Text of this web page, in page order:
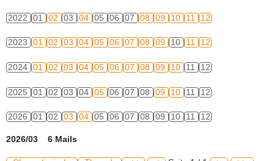
2022 01 02 03 04 05 06 07 08 09 10 11 12
2023 01 02 03 04 05 06 07 08 09 10 11 12
2024 01 02 03 04 05 06 07 08 09 10 11 12
2025 01 02 03 04 05 06 07 08 09 10 11 12
2026 01 02 03 04 05 06 07 08 09 10 11 12
2026/03 6 Mails